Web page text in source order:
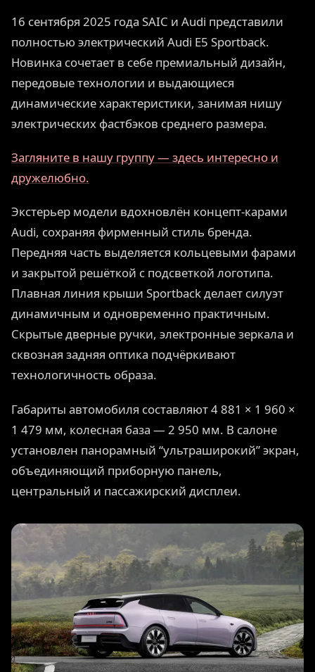
16 сентября 2025 года SAIC и Audi представили
полностью электрический Audi E5 Sportback.
Новинка сочетает в себе премиальный дизайн,
передовые технологии и выдающиеся
динамические характеристики, занимая нишу
электрических фастбэков среднего размера.
Загляните в нашу группу — здесь интересно и
дружелюбно.
Экстерьер модели вдохновлён концепт-карами
Audi, сохраняя фирменный стиль бренда.
Передняя часть выделяется кольцевыми фарами
и закрытой решёткой с подсветкой логотипа.
Плавная линия крыши Sportback делает силуэт
динамичным и одновременно практичным.
Скрытые дверные ручки, электронные зеркала и
сквозная задняя оптика подчёркивают
технологичность образа.
Габариты автомобиля составляют 4 881 × 1 960 ×
1 479 мм, колесная база — 2 950 мм. В салоне
установлен панорамный “ультраширокий” экран,
объединяющий приборную панель,
центральный и пассажирский дисплеи.